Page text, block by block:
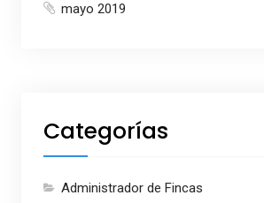
mayo 2019
Categorías
Administrador de Fincas